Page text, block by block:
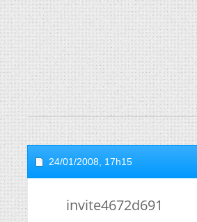
24/01/2008, 17h15
invite4672d691